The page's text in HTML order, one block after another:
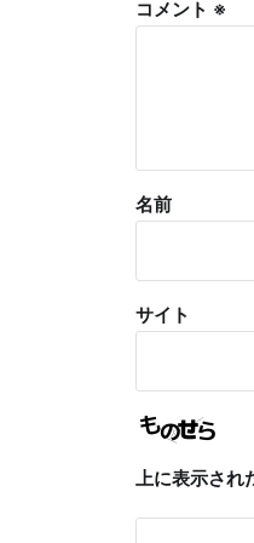
コメント ※
名前
サイト
上に表示され